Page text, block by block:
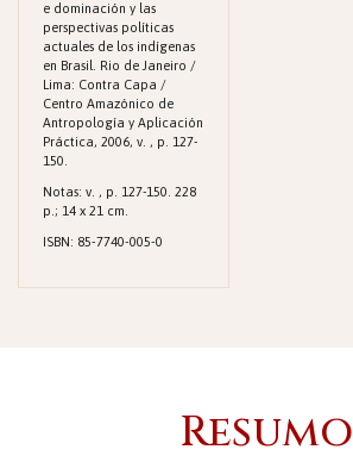
e dominación y las
perspectivas políticas
actuales de los indígenas
en Brasil. Rio de Janeiro /
Lima: Contra Capa /
Centro Amazónico de
Antropología y Aplicación
Práctica, 2006, v. , p. 127-
150.
Notas: v. , p. 127-150. 228
p.; 14 x 21 cm.
ISBN: 85-7740-005-0
Resumo